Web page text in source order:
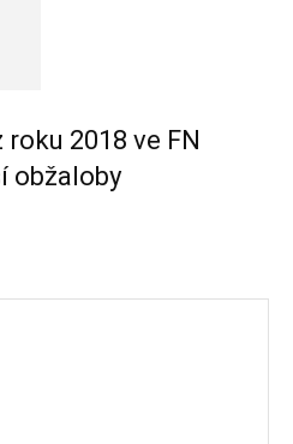
2018 ve FN
obžaloby